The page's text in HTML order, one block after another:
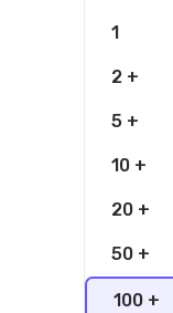
1
2 +
5 +
10 +
20 +
50 +
100 +